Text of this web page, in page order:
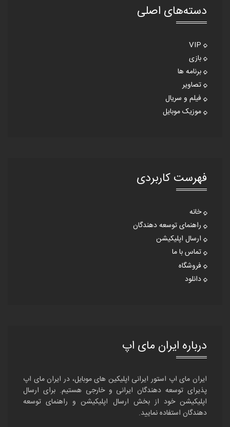
دسته‌های اصلی
VIP
بازی
برنامه ها
تصاویر
فیلم و سریال
موزیک موبایل
فهرست کاربردی
خانه
راهنمای توسعه دهندگان
ارسال اپلیکیشن
تماس با ما
فروشگاه
دانلود
درباره ایران مای اپ
ایران مای اپ استور ایرانی اپلیکین های موبایل، در ایران مای اپ
پذیرای توسعه دهندگان ایرانی و خارجی هستیم. برای ارسال
اپلیکیشن خود از بخش ارسال اپلیکیشن و راهنمای توسعه
دهندگان استفاده نمایید.